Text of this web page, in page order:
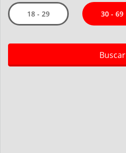
18 - 29 30 - 69
Buscar